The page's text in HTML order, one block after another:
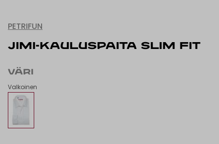
PETRIFUN
JIMI-KAULUSPAITA SLIM FIT
VÄRI
Valkoinen